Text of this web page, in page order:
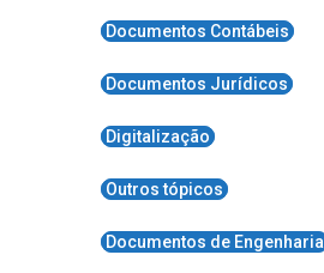
Documentos Contábeis
Documentos Jurídicos
Digitalização
Outros tópicos
Documentos de Engenharia